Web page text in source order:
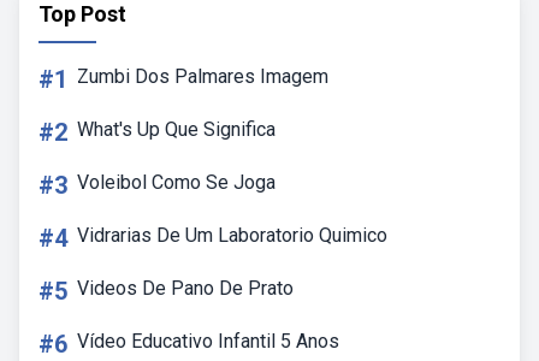
Top Post
#1 Zumbi Dos Palmares Imagem
#2 What's Up Que Significa
#3 Voleibol Como Se Joga
#4 Vidrarias De Um Laboratorio Quimico
#5 Videos De Pano De Prato
#6 Vídeo Educativo Infantil 5 Anos